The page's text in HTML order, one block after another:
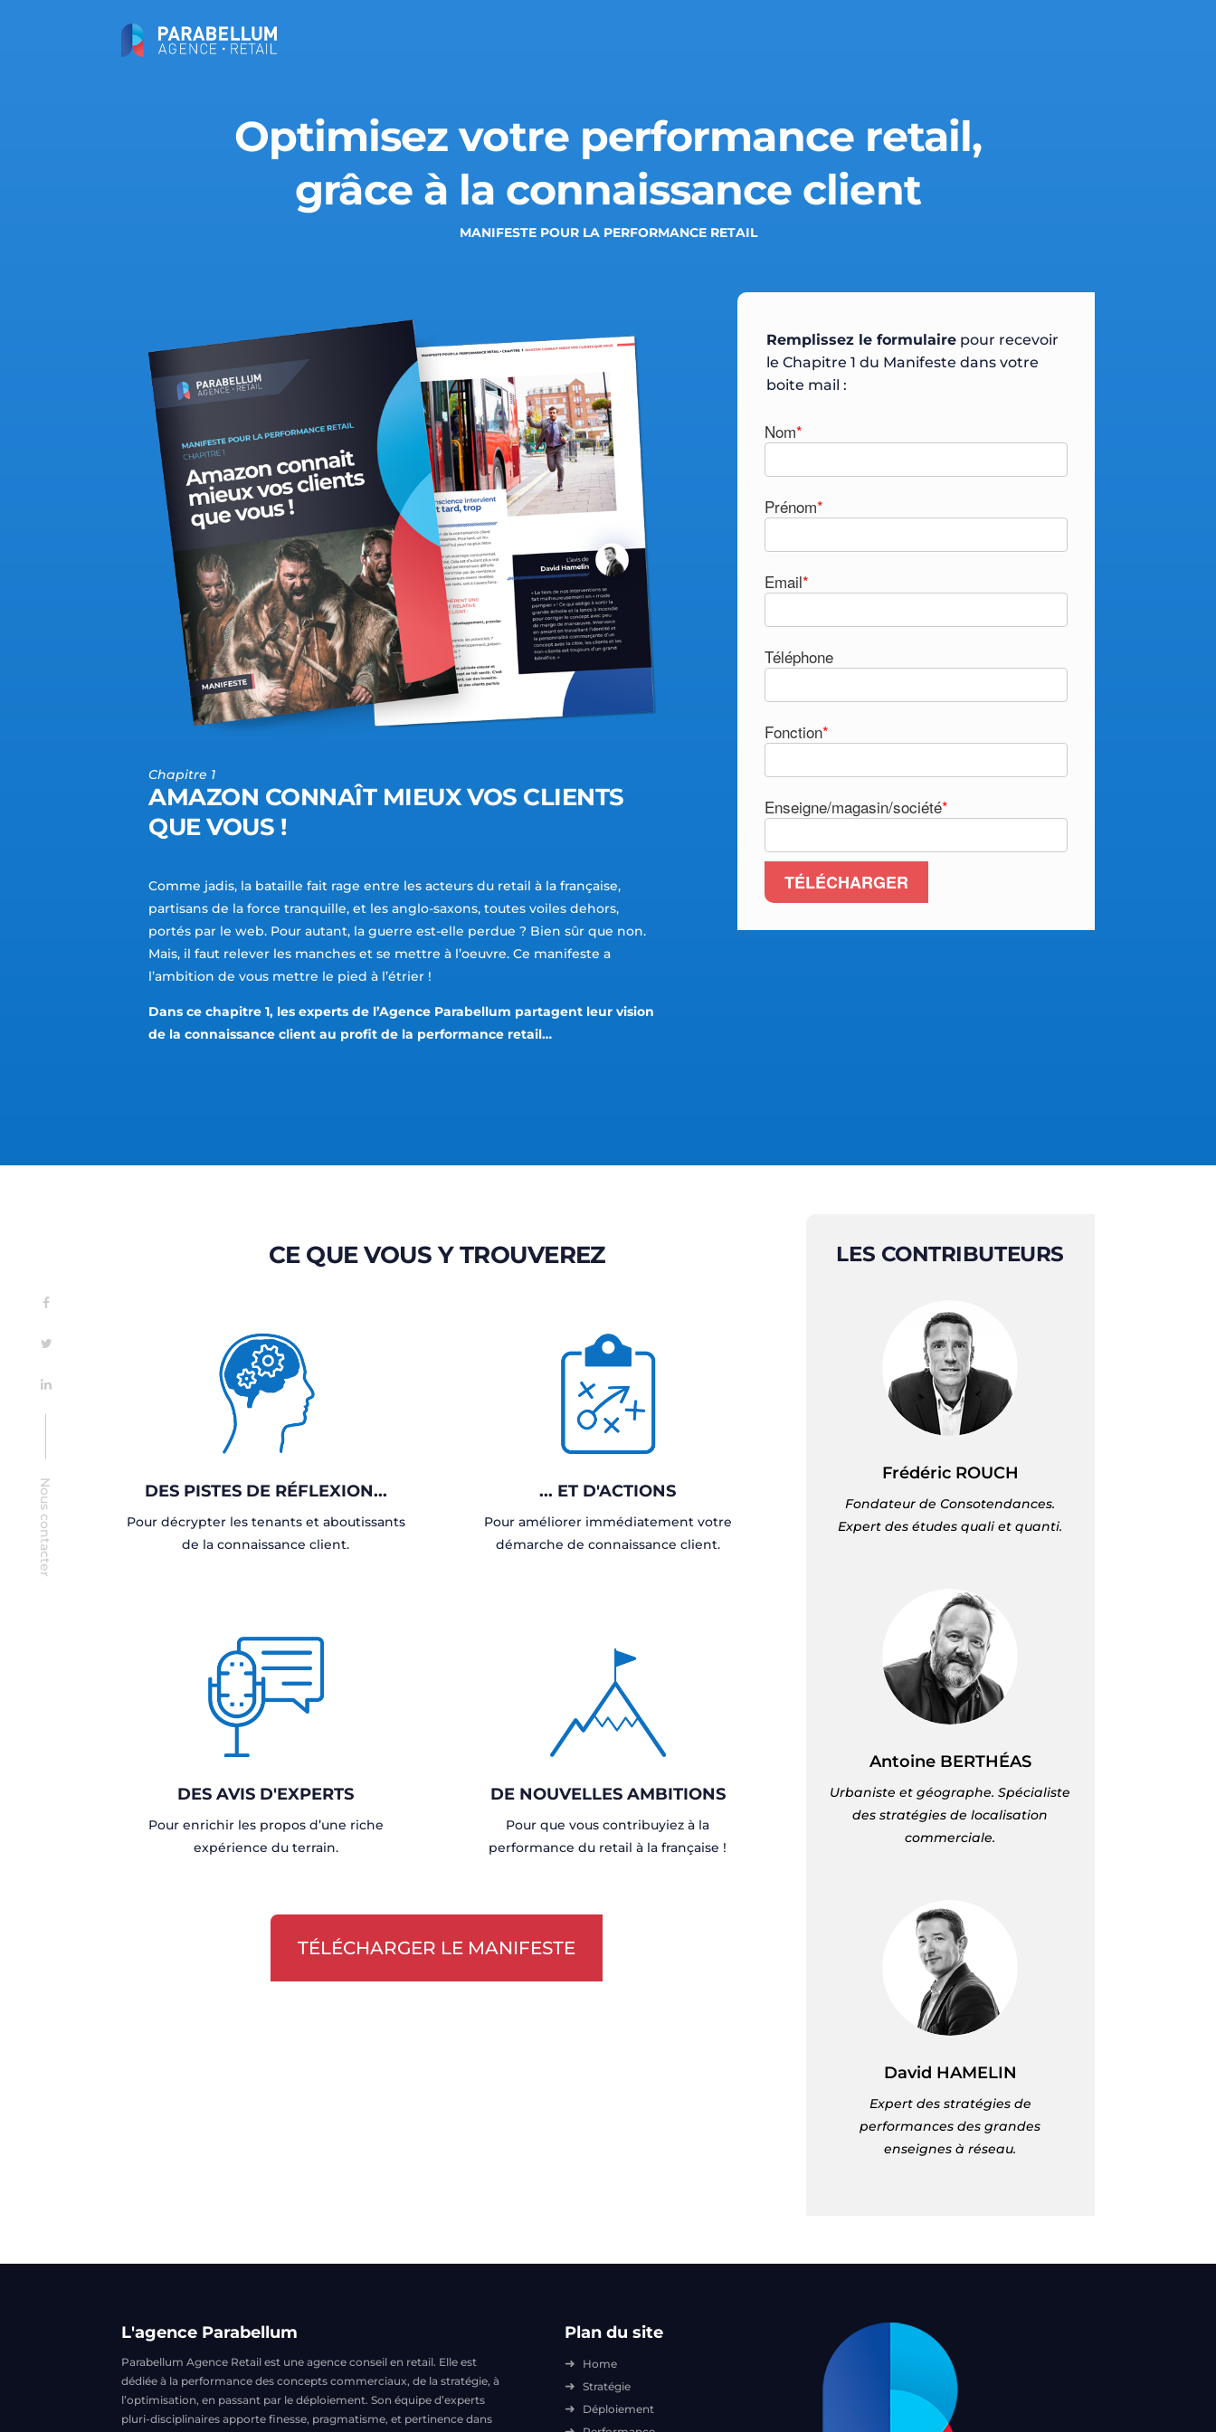
Optimisez votre performance retail,
grâce à la connaissance client
MANIFESTE POUR LA PERFORMANCE RETAIL
Chapitre 1
AMAZON CONNAÎT MIEUX VOS CLIENTS
QUE VOUS !
Comme jadis, la bataille fait rage entre les acteurs du retail à la française,
partisans de la force tranquille, et les anglo-saxons, toutes voiles dehors,
portés par le web. Pour autant, la guerre est-elle perdue ? Bien sûr que non.
Mais, il faut relever les manches et se mettre à l’oeuvre. Ce manifeste a
l’ambition de vous mettre le pied à l’étrier !
Dans ce chapitre 1, les experts de l’Agence Parabellum partagent leur vision
de la connaissance client au profit de la performance retail…
Remplissez le formulairepour recevoir
le Chapitre 1 du Manifeste dans votre
boite mail :
Nom*
Prénom*
Email*
Téléphone
Fonction*
Enseigne/magasin/société*
TÉLÉCHARGER
CE QUE VOUS Y TROUVEREZ
DES PISTES DE RÉFLEXION...
Pour décrypter les tenants et aboutissants
de la connaissance client.
... ET D'ACTIONS
Pour améliorer immédiatement votre
démarche de connaissance client.
DES AVIS D'EXPERTS
Pour enrichir les propos d’une riche
expérience du terrain.
DE NOUVELLES AMBITIONS
Pour que vous contribuyiez à la
performance du retail à la française !
TÉLÉCHARGER LE MANIFESTE
LES CONTRIBUTEURS
Frédéric ROUCH
Fondateur de Consotendances.
Expert des études quali et quanti.
Antoine BERTHÉAS
Urbaniste et géographe. Spécialiste
des stratégies de localisation
commerciale.
David HAMELIN
Expert des stratégies de
performances des grandes
enseignes à réseau.
L'agence Parabellum
Parabellum Agence Retail est une agence conseil en retail. Elle est
dédiée à la performance des concepts commerciaux, de la stratégie, à
l’optimisation, en passant par le déploiement. Son équipe d’experts
pluri-disciplinaires apporte finesse, pragmatisme, et pertinence dans
Plan du site
Home
Stratégie
Déploiement
Nous contacter